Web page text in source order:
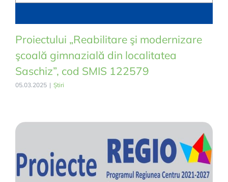
Proiectului „Reabilitare şi modernizare
şcoală gimnazială din localitatea
Saschiz”, cod SMIS 122579
05.03.2025 | Știri